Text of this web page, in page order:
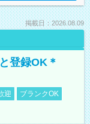
掲載日：2026.08.09
登録OK＊
迎
ブランクOK